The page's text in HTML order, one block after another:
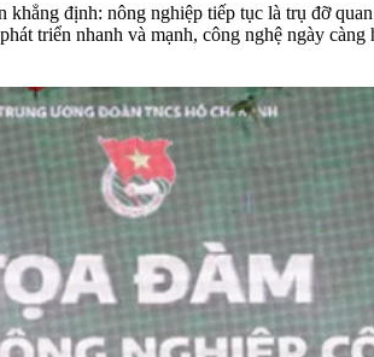
định: nông nghiệp tiếp tục là trụ đỡ
triển nhanh và mạnh, công nghệ ngày